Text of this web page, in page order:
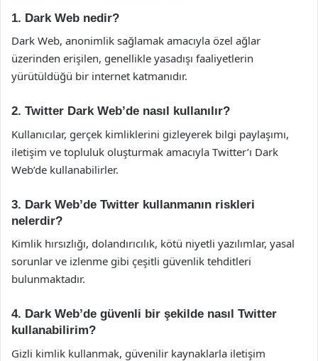
1. Dark Web nedir?
Dark Web, anonimlik sağlamak amacıyla özel ağlar
üzerinden erişilen, genellikle yasadışı faaliyetlerin
yürütüldüğü bir internet katmanıdır.
2. Twitter Dark Web’de nasıl kullanılır?
Kullanıcılar, gerçek kimliklerini gizleyerek bilgi paylaşımı,
iletişim ve topluluk oluşturmak amacıyla Twitter’ı Dark
Web’de kullanabilirler.
3. Dark Web’de Twitter kullanmanın riskleri
nelerdir?
Kimlik hırsızlığı, dolandırıcılık, kötü niyetli yazılımlar, yasal
sorunlar ve izlenme gibi çeşitli güvenlik tehditleri
bulunmaktadır.
4. Dark Web’de güvenli bir şekilde nasıl Twitter
kullanabilirim?
Gizli kimlik kullanmak, güvenilir kaynaklarla iletişim